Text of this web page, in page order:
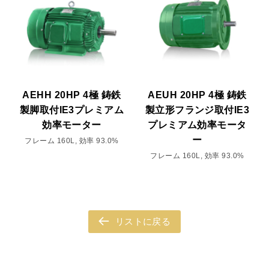
AEHH 20HP 4極 鋳鉄
製脚取付IE3プレミアム
効率モーター
フレーム 160L, 効率 93.0%
AEUH 20HP 4極 鋳鉄
製立形フランジ取付IE3
プレミアム効率モータ
ー
フレーム 160L, 効率 93.0%
リストに戻る